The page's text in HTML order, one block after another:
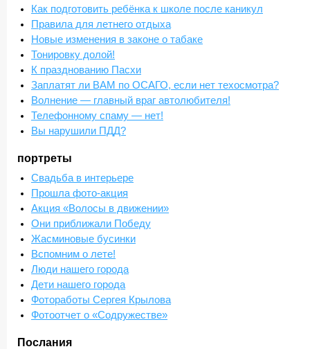
Как подготовить ребёнка к школе после каникул
Правила для летнего отдыха
Новые изменения в законе о табаке
Тонировку долой!
К празднованию Пасхи
Заплатят ли ВАМ по ОСАГО, если нет техосмотра?
Волнение — главный враг автолюбителя!
Телефонному спаму — нет!
Вы нарушили ПДД?
портреты
Свадьба в интерьере
Прошла фото-акция
Акция «Волосы в движении»
Они приближали Победу
Жасминовые бусинки
Вспомним о лете!
Люди нашего города
Дети нашего города
Фотоработы Сергея Крылова
Фотоотчет о «Содружестве»
Послания